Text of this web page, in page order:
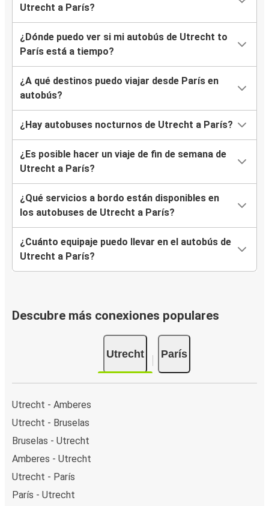
Utrecht a París?
¿Dónde puedo ver si mi autobús de Utrecht to
París está a tiempo?
¿A qué destinos puedo viajar desde París en
autobús?
¿Hay autobuses nocturnos de Utrecht a París?
¿Es posible hacer un viaje de fin de semana de
Utrecht a París?
¿Qué servicios a bordo están disponibles en
los autobuses de Utrecht a París?
¿Cuánto equipaje puedo llevar en el autobús de
Utrecht a París?
Descubre más conexiones populares
Utrecht París
Utrecht - Amberes
Utrecht - Bruselas
Bruselas - Utrecht
Amberes - Utrecht
Utrecht - París
París - Utrecht